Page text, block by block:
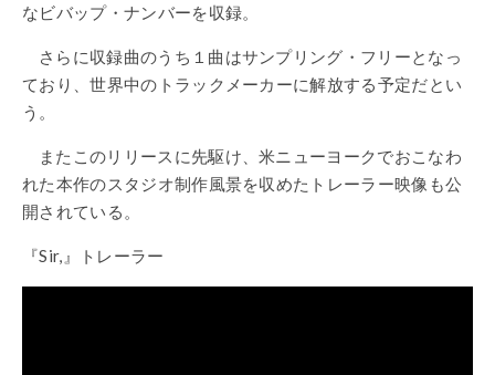
なビバップ・ナンバーを収録。
さらに収録曲のうち１曲はサンプリング・フリーとなっ
ており、世界中のトラックメーカーに解放する予定だとい
う。
またこのリリースに先駆け、米ニューヨークでおこなわ
れた本作のスタジオ制作風景を収めたトレーラー映像も公
開されている。
『Sir,』トレーラー